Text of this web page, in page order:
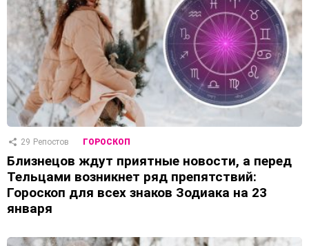
29 Репостов ГОРОСКОП
Близнецов ждут приятные новости, а перед
Тельцами возникнет ряд препятствий:
Гороскоп для всех знаков Зодиака на 23
января